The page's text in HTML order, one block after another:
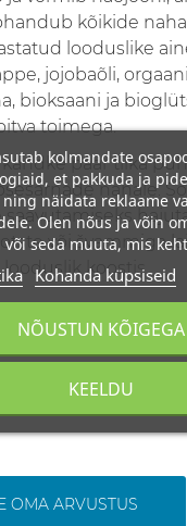
kõikide
looduslike
jojobaõli,
bioksaani ja
toimega.
paar tilka
nahale.
või švammiga
looduslik koostis.
OMA ARVUSTUS
kolmandate
et pakkuda ja
näidata reklaame
Olen nõus ja võin
seda muuta, mis
Kohanda küpsiseid
KEELDU
NÕUSTUN KÕIGEGA